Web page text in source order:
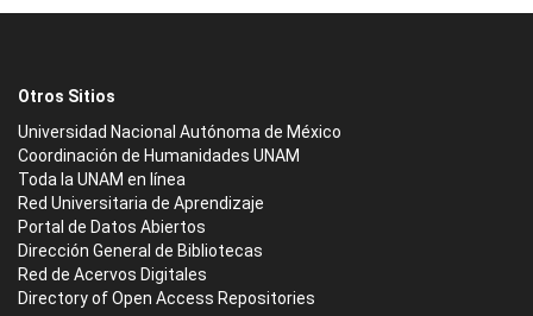
Otros Sitios
Universidad Nacional Autónoma de México
Coordinación de Humanidades UNAM
Toda la UNAM en línea
Red Universitaria de Aprendizaje
Portal de Datos Abiertos
Dirección General de Bibliotecas
Red de Acervos Digitales
Directory of Open Access Repositories